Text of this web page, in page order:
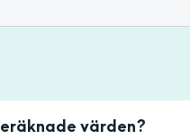
värden?